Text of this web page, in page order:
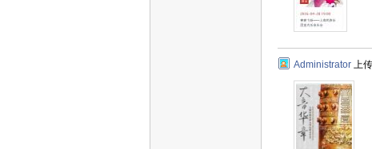
Administrator 上